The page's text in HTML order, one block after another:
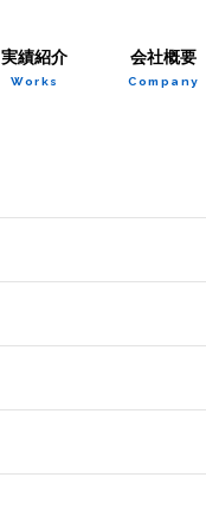
実績紹介
Works
会社概要
Company